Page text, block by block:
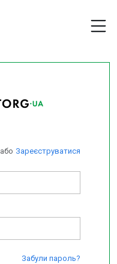
або Зареєструватися
Забули пароль?